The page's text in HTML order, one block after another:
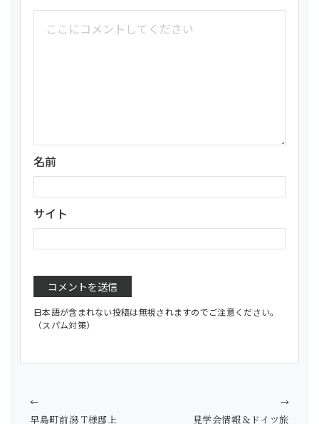
名前
サイト
日本語が含まれない投稿は無視されますのでご注意ください。
（スパム対策）
早島町前潟 T様邸上
←
見学会情報＆ドイツ旅
→